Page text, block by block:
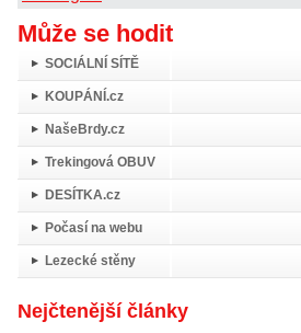
Může se hodit
SOCIÁLNÍ SÍTĚ
KOUPÁNÍ.cz
NašeBrdy.cz
Trekingová OBUV
DESÍTKA.cz
Počasí na webu
Lezecké stěny
Nejčtenější články